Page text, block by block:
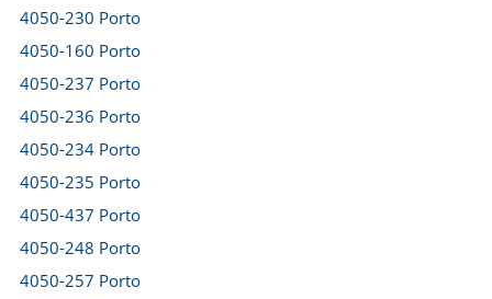
4050-230 Porto
4050-160 Porto
4050-237 Porto
4050-236 Porto
4050-234 Porto
4050-235 Porto
4050-437 Porto
4050-248 Porto
4050-257 Porto